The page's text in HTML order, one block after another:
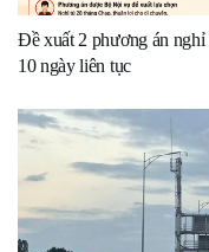
Đề xuất 2 phương án
10 ngày liên tục